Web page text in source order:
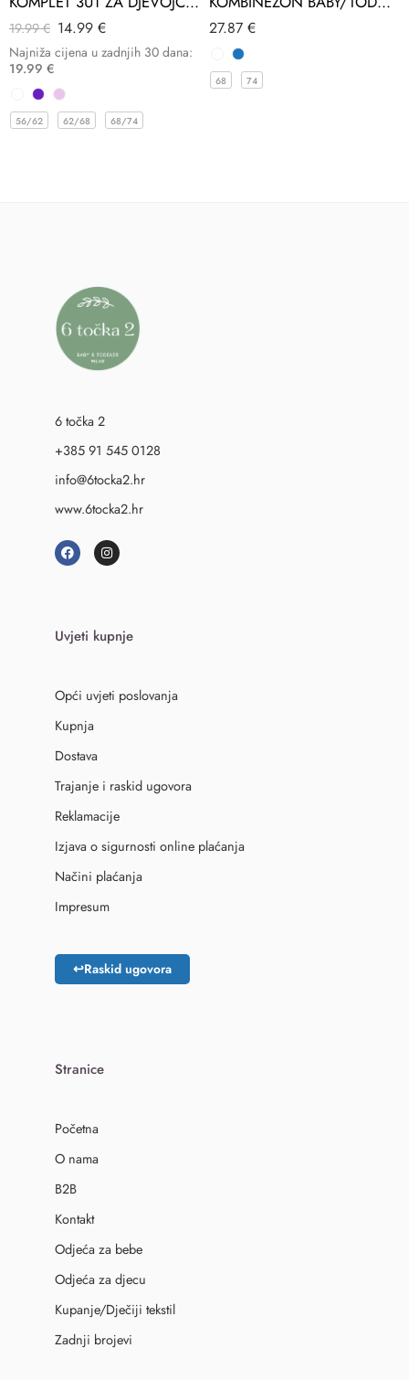
19.99€ 14.99 €
Najniža cijena u zadnjih 30 dana:
19.99 €
56/62 62/68 68/74
27.87 €
68 74
6 točka 2
+385 91 545 0128
info@6tocka2.hr
www.6tocka2.hr
Uvjeti kupnje
Opći uvjeti poslovanja
Kupnja
Dostava
Trajanje i raskid ugovora
Reklamacije
Izjava o sigurnosti online plaćanja
Načini plaćanja
Impresum
↩Raskid ugovora
Stranice
Početna
O nama
B2B
Kontakt
Odjeća za bebe
Odjeća za djecu
Kupanje/Dječiji tekstil
Zadnji brojevi